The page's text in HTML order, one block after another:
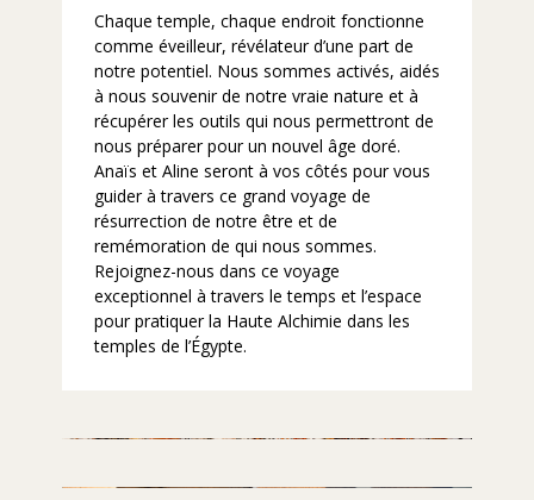
Chaque temple, chaque endroit fonctionne
comme éveilleur, révélateur d’une part de
notre potentiel. Nous sommes activés, aidés
à nous souvenir de notre vraie nature et à
récupérer les outils qui nous permettront de
nous préparer pour un nouvel âge doré.
Anaïs et Aline seront à vos côtés pour vous
guider à travers ce grand voyage de
résurrection de notre être et de
remémoration de qui nous sommes.
Rejoignez-nous dans ce voyage
exceptionnel à travers le temps et l’espace
pour pratiquer la Haute Alchimie dans les
temples de l’Égypte.